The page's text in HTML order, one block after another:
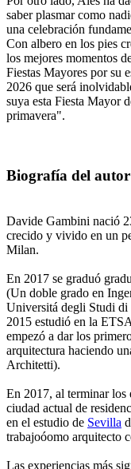
saber plasmar como
una celebración
Con albero en los pies
los mejores momentos
Fiestas Mayores por su
2026 que será
suya esta Fiesta Mayor
primavera".
Biografía del autor
Davide Gambini nació
crecido y vivido en un
Milan.
En 2017 se graduó
(Un doble grado en
Universitá degli Studi di
2015 estudió en la
empezó a dar los
arquitectura haciendo
Architetti).
En 2017, al terminar los
ciudad actual de
en el estudio de Sevilla
trabajoóomo arquitecto
Las experiencias más